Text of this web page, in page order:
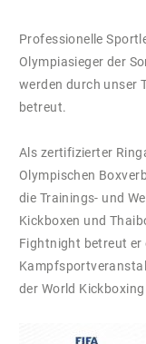
Professionelle
Olympiasieger der
werden durch unser
betreut.
Als zertifizierter
Olympischen
die Trainings- und
Kickboxen und
Fightnight betreut er
der World